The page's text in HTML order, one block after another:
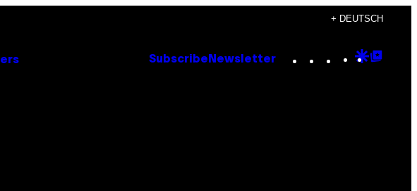
+ DEUTSCH
Subscribe Newsletter Instagram
TikTok
YouTube
Google